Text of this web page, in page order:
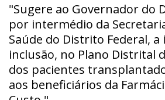
"Sugere ao Governador do
por intermédio da
Saúde do Distrito Federal, a
inclusão, no Plano Distrital
dos pacientes
aos beneficiários da